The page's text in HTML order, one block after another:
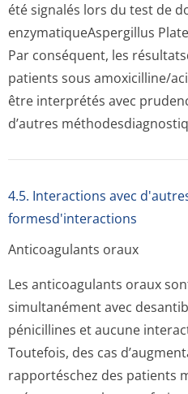
été signalés lors du test de
enzymatiqueAs­pergillus
Par conséquent, les
patients sous amoxicilline/
être interprétés avec
d’autres
4.5. Interactions avec
formesd'interactions
Anticoagulants oraux
Les anticoagulants oraux
simultanément avec
pénicillines et aucune
Toutefois, des cas
rapportéschez des patients